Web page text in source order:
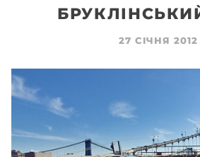
27 СІЧНЯ 2012